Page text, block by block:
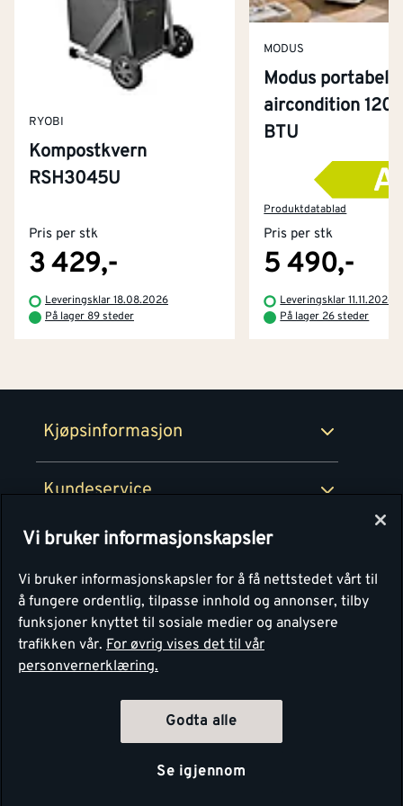
RYOBI
Kompostkvern
RSH3045U
Pris per stk
3 429,-
Leveringsklar 18.08.2026
På lager 89 steder
MODUS
Modus portabel
aircondition
BTU
Produktdatablad
Pris per stk
5 490,-
Leveringsklar 11.11.2026
På lager 26 steder
Kjøpsinformasjon
Kjøpsbetingelser
Retur- og angrerettsskjema
Kundeservice
Tjenester
Montér Klubb
Montér
Byggevarehus og åpningstider
Prismatch
Personvern
Vi bruker informasjonskapsler
Vi bruker informasjonskapsler for å få nettstedet vårt til
å fungere ordentlig, tilpasse innhold og annonser, tilby
funksjoner knyttet til sosiale medier og analysere
trafikken vår. For øvrig vises det til vår
personvernerklæring.
Godta alle
Se igjennom